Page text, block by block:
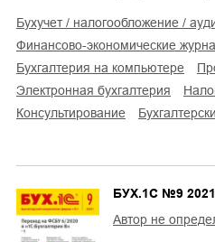
бухучет / налогообложение /
финансово-экономические
бухгалтерия на компьютере
электронная бухгалтерия
консультирование
БУХ.1С №9 2021
Автор не